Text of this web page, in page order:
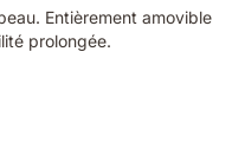
Entièrement amovible
prolongée.